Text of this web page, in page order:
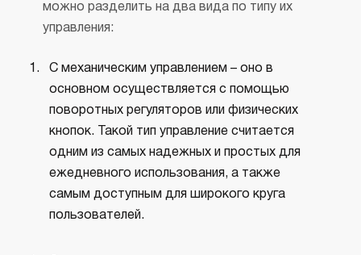
можно разделить на два вида по типу их
управления:
С механическим управлением – оно в
основном осуществляется с помощью
поворотных регуляторов или физических
кнопок. Такой тип управление считается
одним из самых надежных и простых для
ежедневного использования, а также
самым доступным для широкого круга
пользователей.